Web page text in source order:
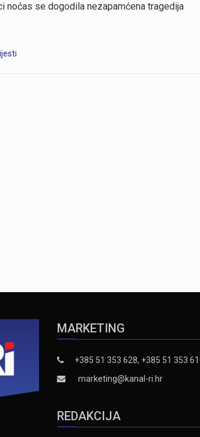
noćas se dogodila nezapamćena tragedija
MARKETING
+385 51 353 628, +385 51 353
marketing@kanal-ri.hr
REDAKCIJA